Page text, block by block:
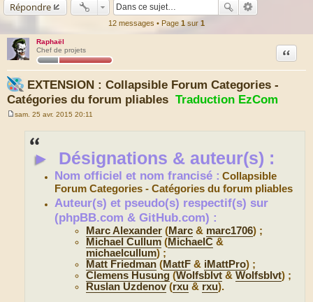
Répondre
12 messages • Page 1 sur 1
Raphaël
Chef de projets
EXTENSION : Collapsible Forum Categories -
Catégories du forum pliables Traduction EzCom
Citation
sam. 25 avr. 2015 20:11
► Désignations & auteur(s) :
Nom officiel et nom francisé : Collapsible
Forum Categories - Catégories du forum pliables
Auteur(s) et pseudo(s) respectif(s) sur
(phpBB.com & GitHub.com) :
Marc Alexander(Marc& marc1706) ;
Michael Cullum(MichaelC&
michaelcullum) ;
Matt Friedman(MattF& iMattPro) ;
Clemens Husung(Wolfsblvt& Wolfsblvt) ;
Ruslan Uzdenov(rxu& rxu).